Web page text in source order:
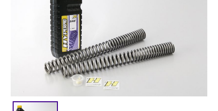
MV AGUSTA
TRIUMPH
閉じる